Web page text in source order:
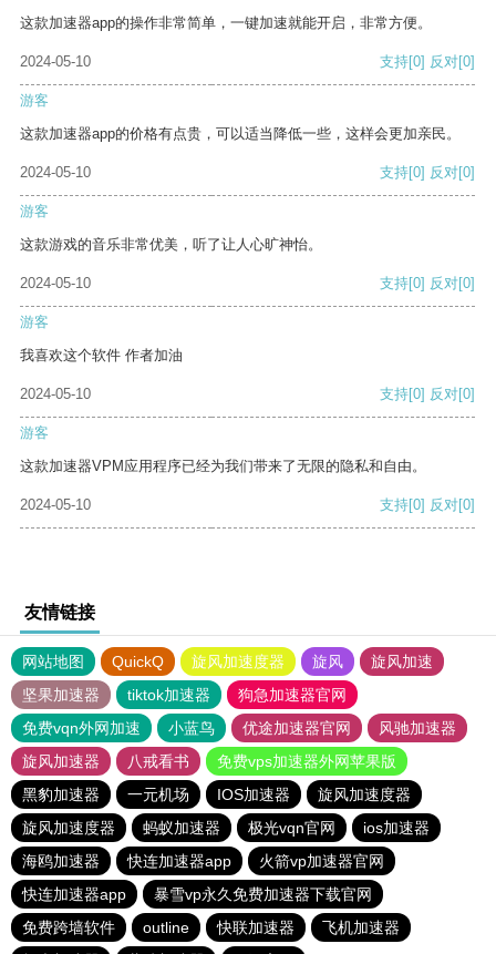
这款加速器app的操作非常简单，一键加速就能开启，非常方便。
2024-05-10 支持[0] 反对[0]
游客
这款加速器app的价格有点贵，可以适当降低一些，这样会更加亲民。
2024-05-10 支持[0] 反对[0]
游客
这款游戏的音乐非常优美，听了让人心旷神怡。
2024-05-10 支持[0] 反对[0]
游客
我喜欢这个软件 作者加油
2024-05-10 支持[0] 反对[0]
游客
这款加速器VPM应用程序已经为我们带来了无限的隐私和自由。
2024-05-10 支持[0] 反对[0]
友情链接
网站地图 QuickQ 旋风加速度器 旋风
旋风加速
坚果加速器
tiktok加速器
狗急加速器官网
免费vqn外网加速
小蓝鸟 优途加速器官网
风驰加速器
旋风加速器
八戒看书
免费vps加速器外网苹果版
黑豹加速器
一元机场 IOS加速器
旋风加速度器
旋风加速度器
蚂蚁加速器 极光vqn官网
ios加速器
海鸥加速器
快连加速器app
火箭vp加速器官网
快连加速器app
暴雪vp永久免费加速器下载官网
免费跨墙软件
outline 快联加速器
飞机加速器